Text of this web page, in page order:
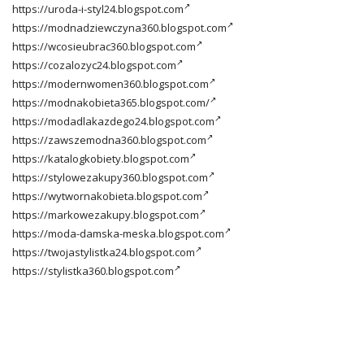
https://uroda-i-styl24.blogspot.com
https://modnadziewczyna360.blogspot.com
https://wcosieubrac360.blogspot.com
https://cozalozyc24.blogspot.com
https://modernwomen360.blogspot.com
https://modnakobieta365.blogspot.com/
https://modadlakazdego24.blogspot.com
https://zawszemodna360.blogspot.com
https://katalogkobiety.blogspot.com
https://stylowezakupy360.blogspot.com
https://wytwornakobieta.blogspot.com
https://markowezakupy.blogspot.com
https://moda-damska-meska.blogspot.com
https://twojastylistka24.blogspot.com
https://stylistka360.blogspot.com